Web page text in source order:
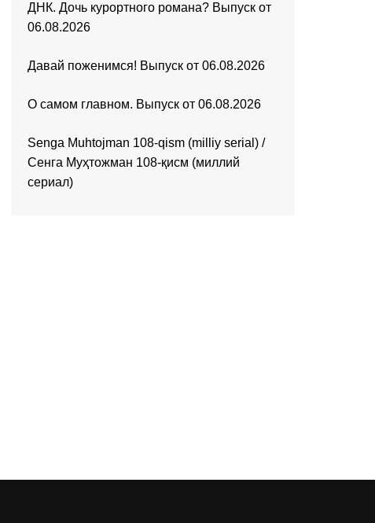
ДНК. Дочь курортного романа? Выпуск от
06.08.2026
Давай поженимся! Выпуск от 06.08.2026
О самом главном. Выпуск от 06.08.2026
Senga Muhtojman 108-qism (milliy serial) /
Сенга Муҳтожман 108-қисм (миллий
сериал)